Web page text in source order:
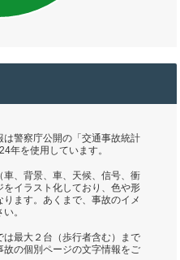
は警察庁公開の「交通事故統計
年を使用しています。
車、背景、車、天候、信号、衝
イラスト化しており、色や形
ます。あくまで、事故のイメ
。
は最大２台（歩行者含む）まで
の個別ページの文字情報をご